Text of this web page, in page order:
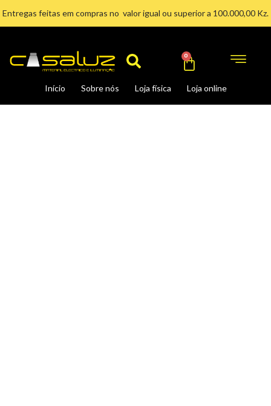
conteúdo
Entregas feitas em compras no valor igual ou superior a 100.000,00 Kz.
Search
Início Sobre nós Loja física Loja online
0 Cart